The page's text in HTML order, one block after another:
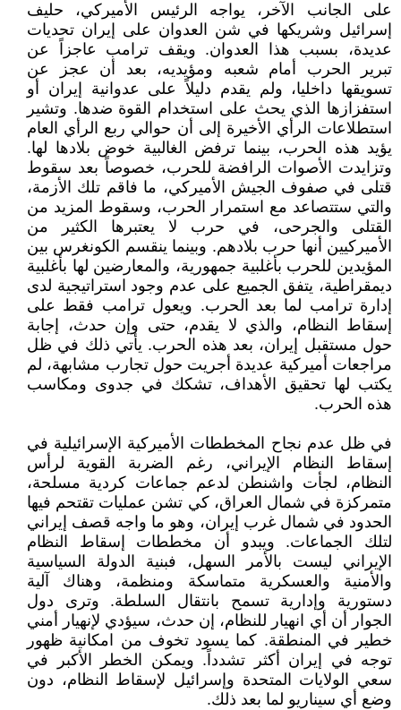
على الجانب الآخر، يواجه الرئيس الأميركي، حليف
إسرائيل وشريكها في شن العدوان على إيران تحديات
عديدة، بسبب هذا العدوان. ويقف ترامب عاجزاً عن
تبرير الحرب أمام شعبه ومؤيديه، بعد أن عجز عن
تسويقها داخليا، ولم يقدم دليلاً على عدوانية إيران أو
استفزازها الذي يحث على استخدام القوة ضدها. وتشير
استطلاعات الرأي الأخيرة إلى أن حوالي ربع الرأي العام
يؤيد هذه الحرب، بينما ترفض الغالبية خوض بلادها لها.
وتزايدت الأصوات الرافضة للحرب، خصوصاً بعد سقوط
قتلى في صفوف الجيش الأميركي، ما فاقم تلك الأزمة،
والتي ستتصاعد مع استمرار الحرب، وسقوط المزيد من
القتلى والجرحى، في حرب لا يعتبرها الكثير من
الأميركيين أنها حرب بلادهم. وبينما ينقسم الكونغرس بين
المؤيدين للحرب بأغلبية جمهورية، والمعارضين لها بأغلبية
ديمقراطية، يتفق الجميع على عدم وجود استراتيجية لدى
إدارة ترامب لما بعد الحرب. ويعول ترامب فقط على
إسقاط النظام، والذي لا يقدم، حتى وإن حدث، إجابة
حول مستقبل إيران، بعد هذه الحرب. يأتي ذلك في ظل
مراجعات أميركية عديدة أجريت حول تجارب مشابهة، لم
يكتب لها تحقيق الأهداف، تشكك في جدوى ومكاسب
هذه الحرب.
في ظل عدم نجاح المخططات الأميركية الإسرائيلية في
إسقاط النظام الإيراني، رغم الضربة القوية لرأس
النظام، لجأت واشنطن لدعم جماعات كردية مسلحة،
متمركزة في شمال العراق، كي تشن عمليات تقتحم فيها
الحدود في شمال غرب إيران، وهو ما واجه قصف إيراني
لتلك الجماعات. ويبدو أن مخططات إسقاط النظام
الإيراني ليست بالأمر السهل، فبنية الدولة السياسية
والأمنية والعسكرية متماسكة ومنظمة، وهناك آلية
دستورية وإدارية تسمح بانتقال السلطة. وترى دول
الجوار أن أي انهيار للنظام، إن حدث، سيؤدي لإنهيار أمني
خطير في المنطقة. كما يسود تخوف من امكانية ظهور
توجه في إيران أكثر تشدداً. ويمكن الخطر الأكبر في
سعي الولايات المتحدة وإسرائيل لإسقاط النظام، دون
وضع أي سيناريو لما بعد ذلك.